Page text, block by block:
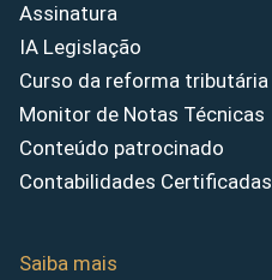
Assinatura
IA Legislação
Curso da reforma tributária
Monitor de Notas Técnicas
Conteúdo patrocinado
Contabilidades Certificadas
Saiba mais